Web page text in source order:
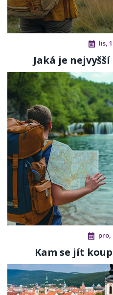
lis,
Jaká je
pro,
Kam se jít